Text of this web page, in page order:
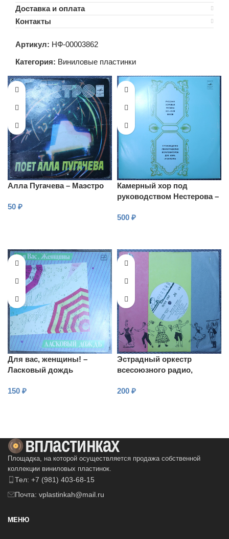
Доставка и оплата
Контакты
Артикул: НФ-00003862
Категория: Виниловые пластинки
Алла Пугачева – Маэстро
50 ₽
Камерный хор под
руководством Нестерова –
XVI-XVIII веков
500 ₽
Для вас, женщины! –
Ласковый дождь
150 ₽
Эстрадный оркестр
всесоюзного радио,
танцев
200 ₽
Площадка, на которой осуществляется продажа собственной
коллекции виниловых пластинок.
Тел: +7 (981) 403-68-15
Почта: vplastinkah@mail.ru
МЕНЮ